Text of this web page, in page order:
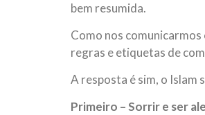
bem resumida.
Como nos comunicarmos
regras e etiquetas de
A resposta é sim, o Islam
Primeiro – Sorrir e ser